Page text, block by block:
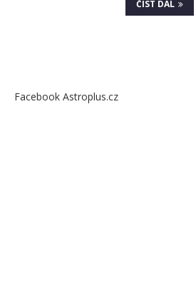
ČIST DÁL
Facebook Astroplus.cz